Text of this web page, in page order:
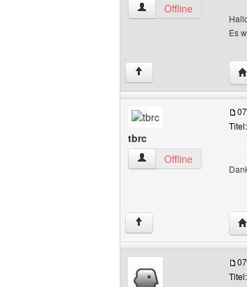
treo Benutzer-Profile
Offline
Es
↑
tbrc
tbrc Benutzer-Profile
Offline
Titel:
↑